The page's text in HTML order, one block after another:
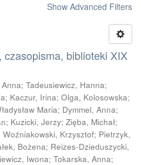
Show Advanced Filters
biblioteki XIX
; Tadeusiewicz, Hanna;
; Kaczur, Irina; Olga, Kolosowska;
Maria; Dymmel, Anna;
; Kuzicki, Jerzy; Zięba, Michał;
Woźniakowski, Krzysztof; Pietrzyk,
Bożena; Reizes-Dzieduszycki,
Iwona; Tokarska, Anna;